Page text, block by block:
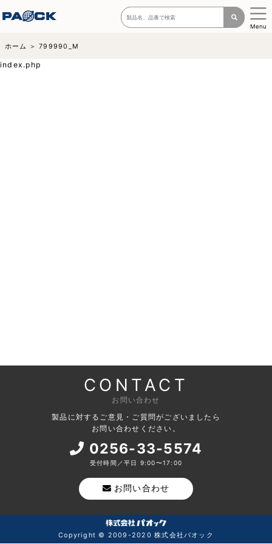
Menu
ホーム 799990_M
index.php
CONTACT
お問い合わせ
製品に対するご意見・ご質問がございましたら
お問い合わせください。
0256-33-5574
受付時間／平日 9:00〜17:00
お問い合わせ
Copyright © 2009-2020 株式会社パオック